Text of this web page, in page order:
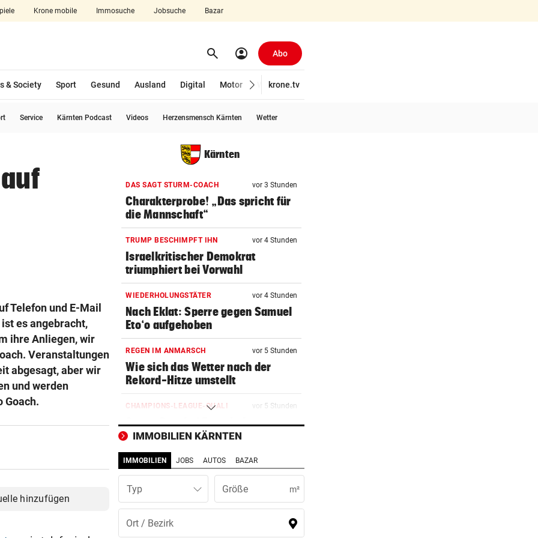
Krone mobile Immosuche Jobsuche Bazar
aufklappen search Suchen
account_circle Abo
& Society Sport Gesund Ausland Digital Motor Wirtschaft
krone.tv
Service Kärnten Podcast Videos Herzensmensch Kärnten Wetter
Telefon und E-Mail
es angebracht,
ihre Anliegen, wir
Veranstaltungen
abgesagt, aber wir
und werden
Goach.
hinzufügen
Kärnten
DAS SAGT STURM-COACH vor 3 Stunden
Charakterprobe! „Das spricht für
die Mannschaft“
TRUMP BESCHIMPFT IHN vor 4 Stunden
Israelkritischer Demokrat
triumphiert bei Vorwahl
WIEDERHOLUNGSTÄTER vor 4 Stunden
Nach Eklat: Sperre gegen Samuel
Eto‘o aufgehoben
REGEN IM ANMARSCH vor 5 Stunden
Wie sich das Wetter nach der
Rekord-Hitze umstellt
CHAMPIONS-LEAGUE-QUALI vor 5 Stunden
Sturm Graz bei Fenerbahce
Istanbul ohne Chance
MIT BOJE GEFUNDEN vor 5 Stunden
Pensionistin starb beim
Schwimmen im Wallersee
vor 5 Stunden
IMMOBILIEN KÄRNTEN
IMMOBILIEN JOBS AUTOS BAZAR
Typ m²